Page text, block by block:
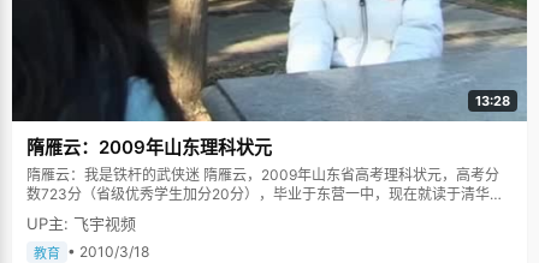
13:28
隋雁云：2009年山东理科状元
隋雁云：我是铁杆的武侠迷 隋雁云，2009年山东省高考理科状元，高考分
数723分（省级优秀学生加分20分），毕业于东营一中，现在就读于清华大
学建筑学。 隋雁云的性格很有清华女生的特点，性格直快，不拘小节，带着
份豪气的感觉，一脸的笑容掩不住的真诚，让人舒服。 不做重复的题 上过房
顶，爬过树，挖过土豆，打过架，隋雁云脸上泛起红晕，"男孩子喜欢干的我
UP主: 飞宇视频
教育 • 2010/3/18